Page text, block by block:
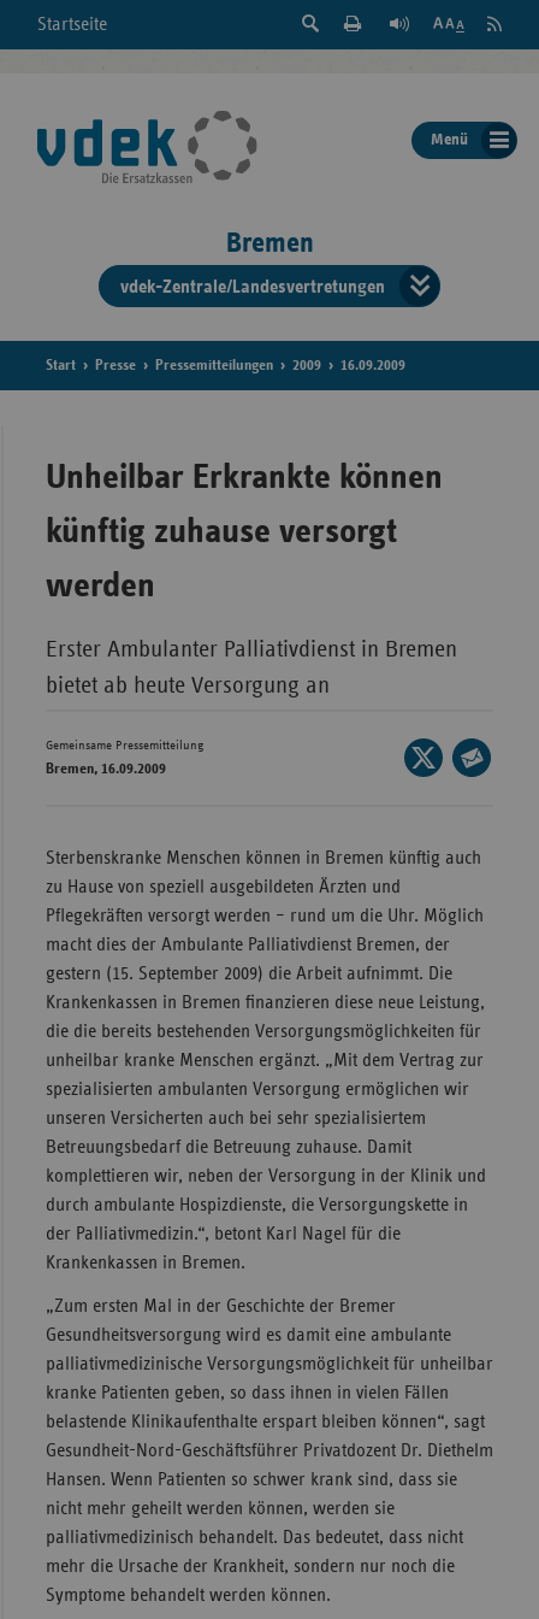
Startseite
Suche
der
Seite
Feed
Menü
Bremen
vdek-Zentrale/Landesvertretungen
der
Start Presse Pressemitteilungen 2009 16.09.2009
Unheilbar Erkrankte können
künftig zuhause versorgt
werden
Erster Ambulanter Palliativdienst in Bremen
bietet ab heute Versorgung an
Gemeinsame Pressemitteilung
Bremen, 16.09.2009
Seite
auf
E-
teilen
Sterbenskranke Menschen können in Bremen künftig auch
zu Hause von speziell ausgebildeten Ärzten und
Pflegekräften versorgt werden – rund um die Uhr. Möglich
macht dies der Ambulante Palliativdienst Bremen, der
gestern (15. September 2009) die Arbeit aufnimmt. Die
Krankenkassen in Bremen finanzieren diese neue Leistung,
die die bereits bestehenden Versorgungsmöglichkeiten für
unheilbar kranke Menschen ergänzt. „Mit dem Vertrag zur
spezialisierten ambulanten Versorgung ermöglichen wir
unseren Versicherten auch bei sehr spezialisiertem
Betreuungsbedarf die Betreuung zuhause. Damit
komplettieren wir, neben der Versorgung in der Klinik und
durch ambulante Hospizdienste, die Versorgungskette in
der Palliativmedizin.“, betont Karl Nagel für die
Krankenkassen in Bremen.
„Zum ersten Mal in der Geschichte der Bremer
Gesundheitsversorgung wird es damit eine ambulante
palliativmedizinische Versorgungsmöglichkeit für unheilbar
kranke Patienten geben, so dass ihnen in vielen Fällen
belastende Klinikaufenthalte erspart bleiben können“, sagt
Gesundheit-Nord-Geschäftsführer Privatdozent Dr. Diethelm
Hansen. Wenn Patienten so schwer krank sind, dass sie
nicht mehr geheilt werden können, werden sie
palliativmedizinisch behandelt. Das bedeutet, dass nicht
mehr die Ursache der Krankheit, sondern nur noch die
Symptome behandelt werden können.